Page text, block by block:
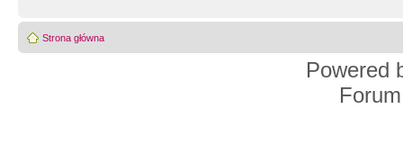
Strona główna
Powered